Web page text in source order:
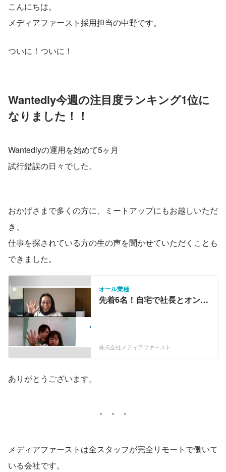
こんにちは。
メディアファースト採用担当の中野です。
ついに！ついに！
Wantedly今週の注目度ランキング1位に
なりました！！
Wantedlyの運用を始めて5ヶ月
試行錯誤の日々でした。
おかげさまで多くの方に、ミートアップにもお越しいただ
き、
仕事を探されている方の生の声を聞かせていただくことも
できました。
オール業種
先着6名！自宅で社長とオンラ
株式会社メディアファースト
ありがとうございます。
メディアファーストは全スタッフが完全リモートで働いて
いる会社です。